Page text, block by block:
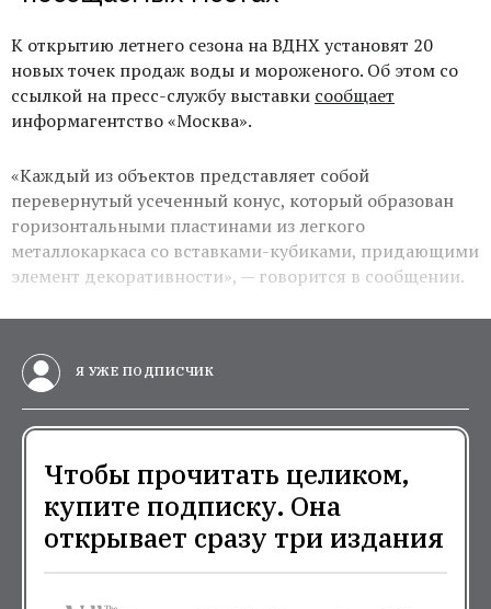
К открытию летнего сезона на ВДНХ установят 20
новых точек продаж воды и мороженого. Об этом со
ссылкой на пресс-службу выставки сообщает
информагентство «Москва».
«Каждый из объектов представляет собой
перевернутый усеченный конус, который образован
горизонтальными пластинами из легкого
металлокаркаса со вставками-кубиками, придающими
элемент декоративности», — говорится в сообщении.
Я УЖЕ ПОДПИСЧИК
Чтобы прочитать целиком,
купите подписку. Она
открывает сразу три издания